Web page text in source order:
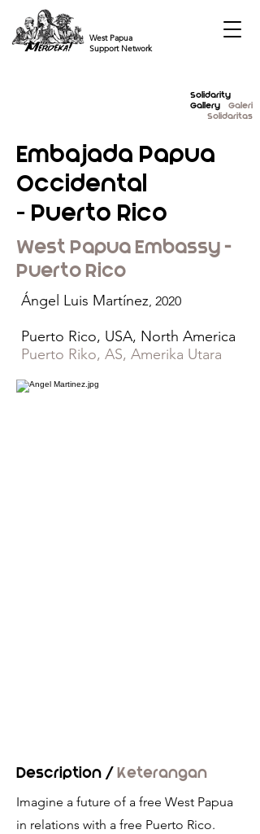
West Papua
Support Network
Solidarity
Gallery
Galeri
Solidaritas
Embajada Papua
Occidental
- Puerto Rico
West Papua Embassy -
Puerto Rico
Ángel Luis Martínez, 2020
Puerto Rico, USA, North America
Puerto Riko, AS, Amerika Utara
Description /Keterangan
Imagine a future of a free West Papua
in relations with a free Puerto Rico.